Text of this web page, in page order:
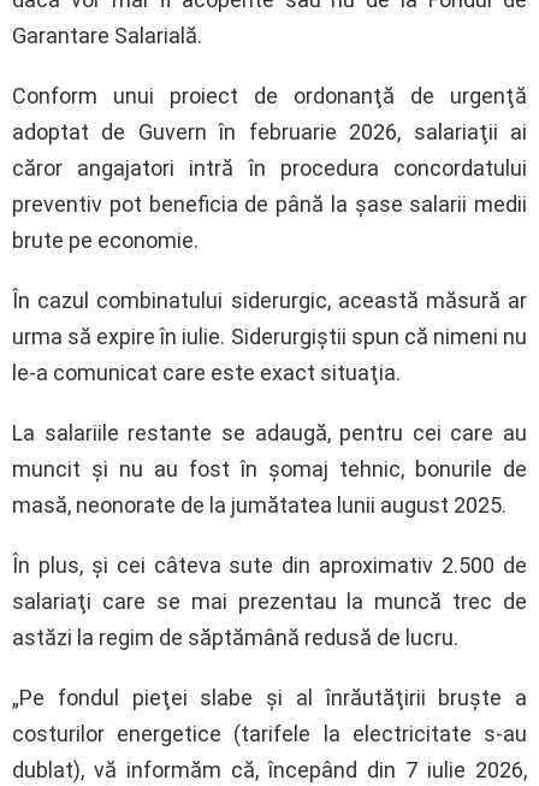
Garantare Salarială.
Conform unui proiect de ordonanţă de urgenţă
adoptat de Guvern în februarie 2026, salariaţii ai
căror angajatori intră în procedura concordatului
preventiv pot beneficia de până la şase salarii medii
brute pe economie.
În cazul combinatului siderurgic, această măsură ar
urma să expire în iulie. Siderurgiştii spun că nimeni nu
le-a comunicat care este exact situaţia.
La salariile restante se adaugă, pentru cei care au
muncit şi nu au fost în şomaj tehnic, bonurile de
masă, neonorate de la jumătatea lunii august 2025.
În plus, şi cei câteva sute din aproximativ 2.500 de
salariaţi care se mai prezentau la muncă trec de
astăzi la regim de săptămână redusă de lucru.
„Pe fondul pieţei slabe şi al înrăutăţirii bruşte a
costurilor energetice (tarifele la electricitate s-au
dublat), vă informăm că, începând din 7 iulie 2026,